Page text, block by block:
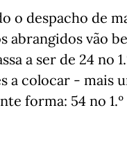
o despacho de
abrangidos vão
a ser de 24 no
a colocar - mais
forma: 54 no 1.º